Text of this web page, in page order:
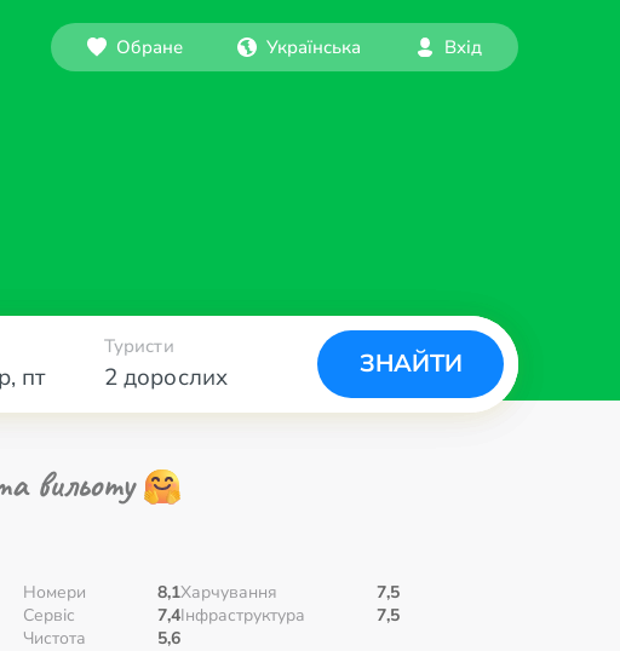
Обране Українська Вхід
, пт 2 дорослих
Туристи
ЗНАЙТИ
вильоту
Номери
8,1
Сервіс
7,4
Чистота
5,6
Харчування
7,5
Інфраструктура
7,5